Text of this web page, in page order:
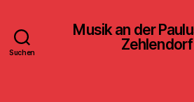
Suchen
Musik an der
Zehlendorf